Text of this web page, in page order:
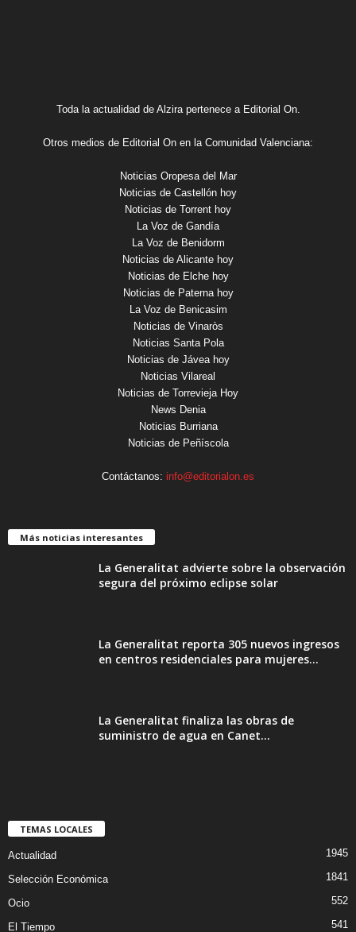
Toda la actualidad de Alzira pertenece a Editorial On.
Otros medios de Editorial On en la Comunidad Valenciana:
Noticias Oropesa del Mar
Noticias de Castellón hoy
Noticias de Torrent hoy
La Voz de Gandía
La Voz de Benidorm
Noticias de Alicante hoy
Noticias de Elche hoy
Noticias de Paterna hoy
La Voz de Benicasim
Noticias de Vinaròs
Noticias Santa Pola
Noticias de Jávea hoy
Noticias Vilareal
Noticias de Torrevieja Hoy
News Denia
Noticias Burriana
Noticias de Peñíscola
Contáctanos: info@editorialon.es
Más noticias interesantes
La Generalitat advierte sobre la observación
segura del próximo eclipse solar
La Generalitat reporta 305 nuevos ingresos
en centros residenciales para mujeres...
La Generalitat finaliza las obras de
suministro de agua en Canet...
TEMAS LOCALES
Actualidad 1945
Selección Económica 1841
Ocio 552
El Tiempo 541